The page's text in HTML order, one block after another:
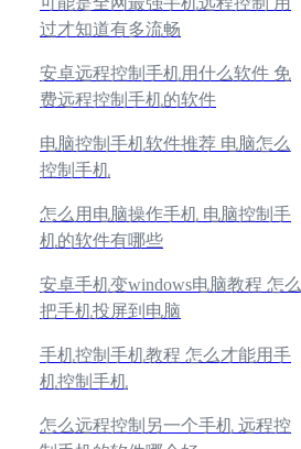
过才知道有多流畅
安卓远程控制手机用什么软件 免
费远程控制手机的软件
电脑控制手机软件推荐 电脑怎么
控制手机
怎么用电脑操作手机 电脑控制手
机的软件有哪些
安卓手机变windows电脑教程 怎么
把手机投屏到电脑
手机控制手机教程 怎么才能用手
机控制手机
怎么远程控制另一个手机 远程控